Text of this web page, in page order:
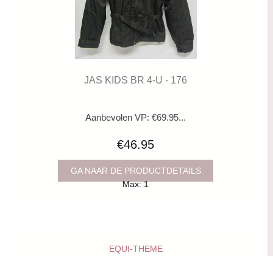
JAS KIDS BR 4-U - 176
Aanbevolen VP: €69.95...
€46.95
GA NAAR DE PRODUCTDETAILS
Max: 1
EQUI-THEME